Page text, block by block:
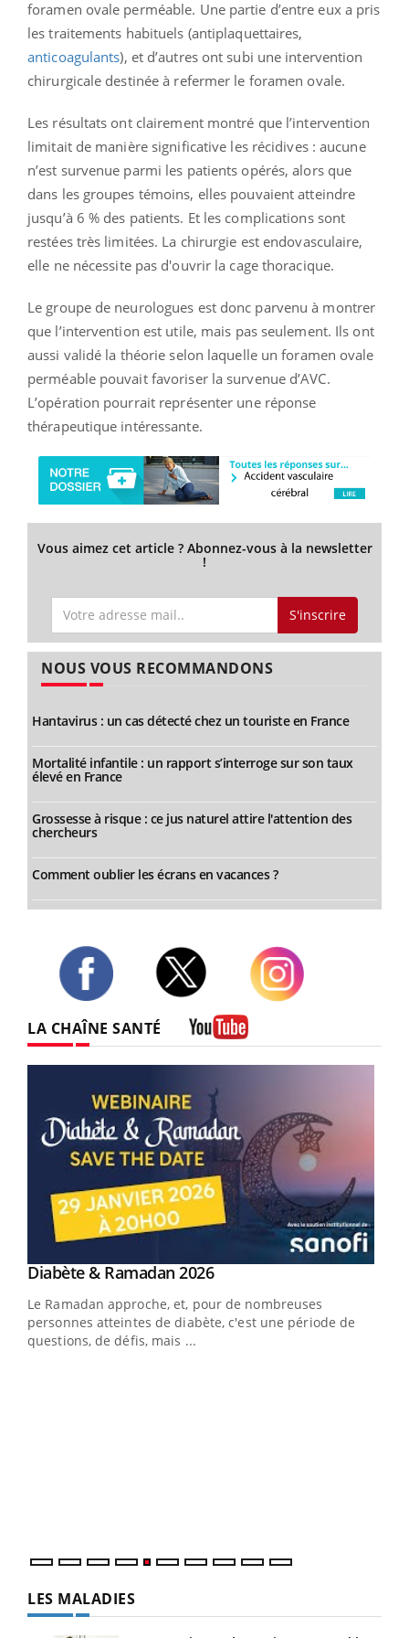
foramen ovale perméable. Une partie d’entre eux a pris
les traitements habituels (antiplaquettaires,
anticoagulants), et d’autres ont subi une intervention
chirurgicale destinée à refermer le foramen ovale.
Les résultats ont clairement montré que l’intervention
limitait de manière significative les récidives : aucune
n’est survenue parmi les patients opérés, alors que
dans les groupes témoins, elles pouvaient atteindre
jusqu’à 6 % des patients. Et les complications sont
restées très limitées. La chirurgie est endovasculaire,
elle ne nécessite pas d'ouvrir la cage thoracique.
Le groupe de neurologues est donc parvenu à montrer
que l’intervention est utile, mais pas seulement. Ils ont
aussi validé la théorie selon laquelle un foramen ovale
perméable pouvait favoriser la survenue d’AVC.
L’opération pourrait représenter une réponse
thérapeutique intéressante.
Vous aimez cet article ? Abonnez-vous à la newsletter
!
S'inscrire
NOUS VOUS RECOMMANDONS
Hantavirus : un cas détecté chez un touriste en France
Mortalité infantile : un rapport s’interroge sur son taux
élevé en France
Grossesse à risque : ce jus naturel attire l'attention des
chercheurs
Comment oublier les écrans en vacances ?